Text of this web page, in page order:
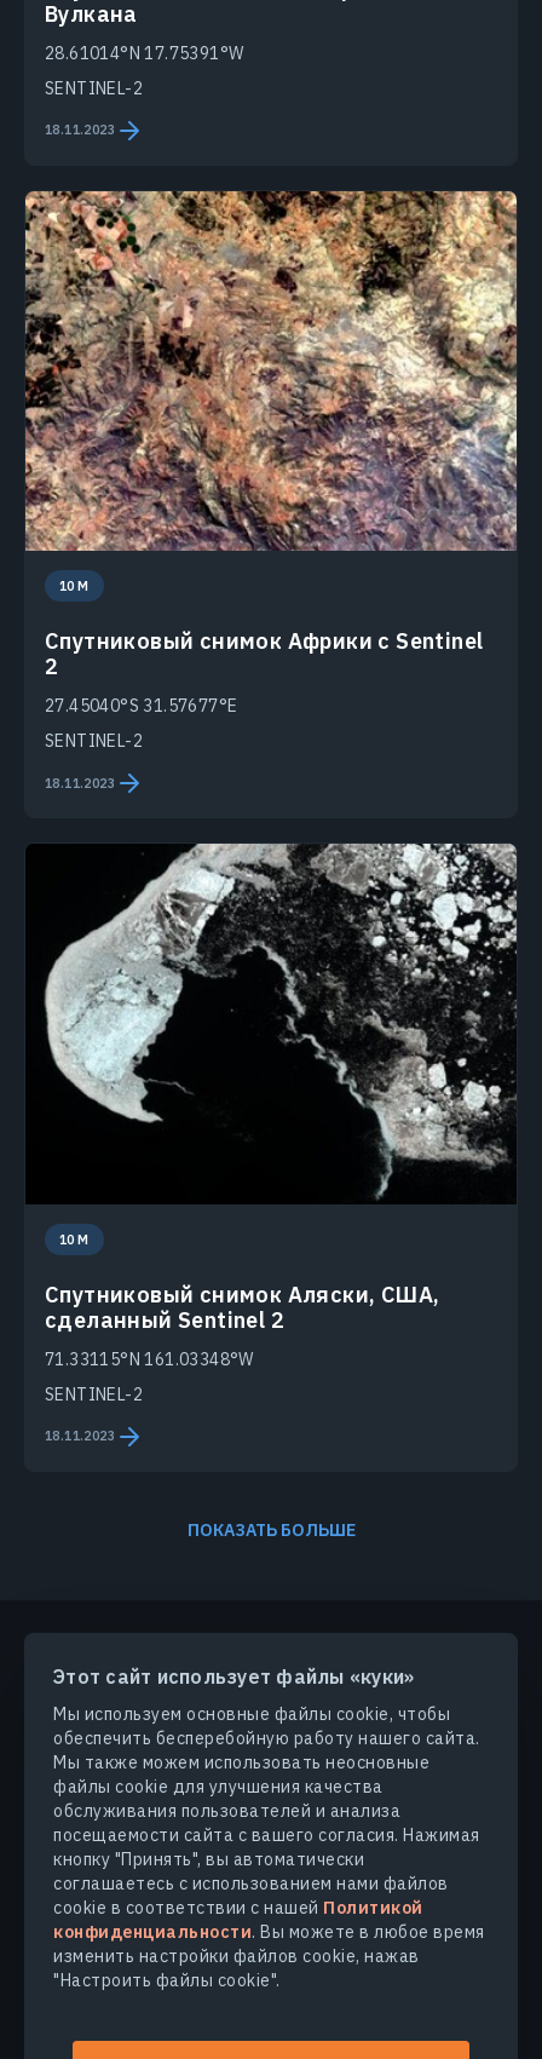
Этот сайт использует файлы «куки»
Мы используем основные файлы cookie, чтобы
обеспечить бесперебойную работу нашего сайта.
Мы также можем использовать неосновные
файлы cookie для улучшения качества
обслуживания пользователей и анализа
посещаемости сайта с вашего согласия. Нажимая
кнопку "Принять", вы автоматически
соглашаетесь с использованием нами файлов
cookie в соответствии с нашей Политикой
конфиденциальности. Вы можете в любое время
изменить настройки файлов cookie, нажав
"Настроить файлы cookie".
Вулкана
28.61014°N 17.75391°W
SENTINEL-2
18.11.2023
10 M
Спутниковый снимок Африки с Sentinel
2
27.45040°S 31.57677°E
SENTINEL-2
18.11.2023
10 M
Спутниковый снимок Аляски, США,
сделанный Sentinel 2
71.33115°N 161.03348°W
SENTINEL-2
18.11.2023
ПОКАЗАТЬ БОЛЬШЕ
ПРОДУКТЫ И РЕШЕНИЯ
ОТРАСЛИ
КОМПАНИЯ
УЗНАТЬ БОЛЬШЕ
© 2026 EOS Data Analytics,Inc.